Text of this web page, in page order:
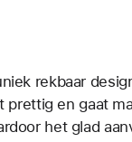
rekbaar
en gaat
het glad